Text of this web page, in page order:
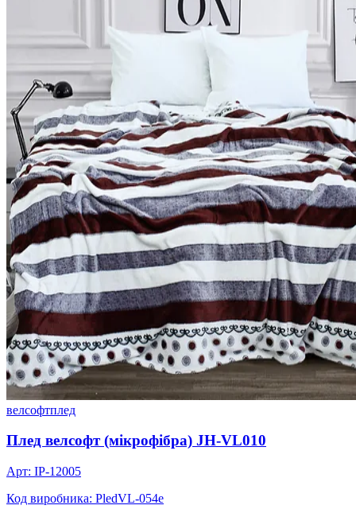
велсофтплед
Плед велсофт (мікрофібра) JH-VL010
Арт: IP-12005
Код виробника: PledVL-054e